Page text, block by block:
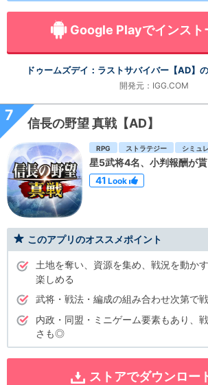
Google Playでインスト
ドゥームズデイ：ラストサバイバー【AD】
開発元：IGG.COM
7 信長の野望 真戦【AD】
RPG ストラテジー シミュ
星5武将4名、小判報酬が貰
41 Look
このアプリのオススメポイント
土地を奪い、資源を集め、戦況を動か
楽しめる
武将・戦法・編成の組み合わせ次第で
内政・同盟・ミニゲーム要素もあり、
さも◎
ストアでダウンロー